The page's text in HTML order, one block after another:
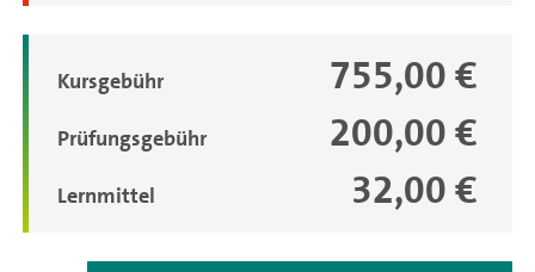
Gebühren
Kursgebühr 755,00 €
Prüfungsgebühr 200,00 €
Lernmittel 32,00 €